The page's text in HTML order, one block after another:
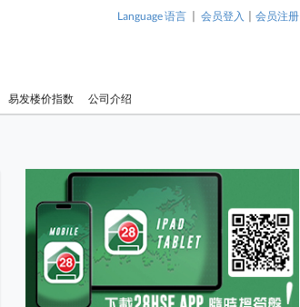
Language 语言 | 会员登入 | 会员注册
易发楼价指数 公司介绍